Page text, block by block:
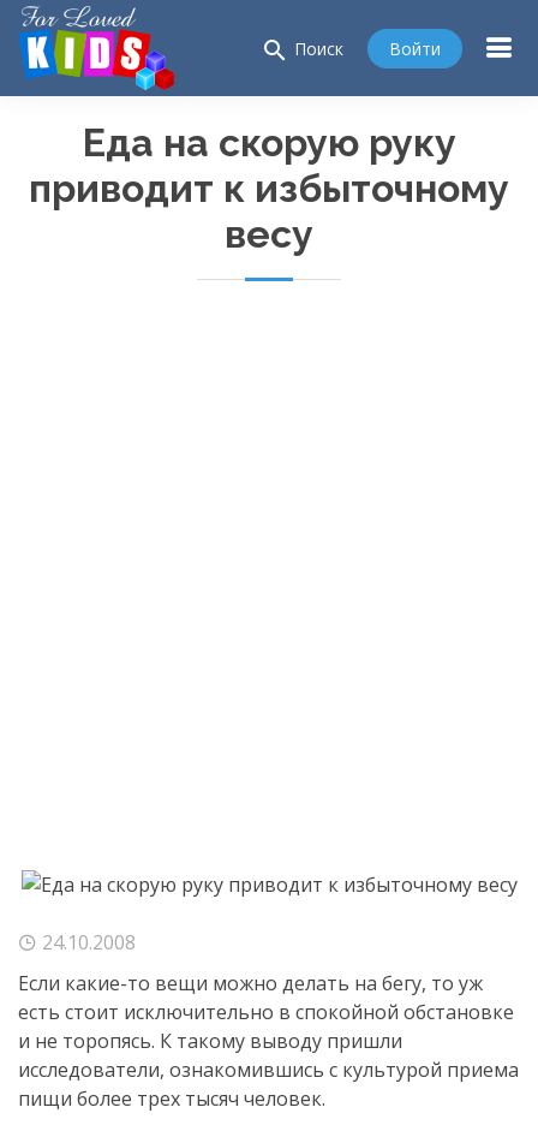
search Поиск Войти
Еда на скорую руку
приводит к избыточному
весу
24.10.2008
Если какие-то вещи можно делать на бегу, то уж
есть стоит исключительно в спокойной обстановке
и не торопясь. К такому выводу пришли
исследователи, ознакомившись с культурой приема
пищи более трех тысяч человек.